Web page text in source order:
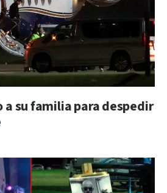
a su familia para despedir